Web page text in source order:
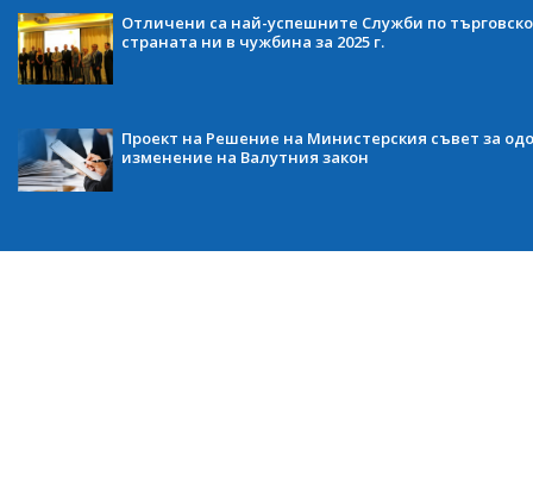
Отличени са най-успешните Служби по
страната ни в чужбина за 2025 г.
Проект на Решение на Министерския съвет за
изменение на Валутния закон